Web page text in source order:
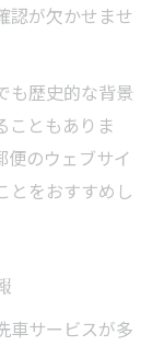
認が欠かせませ
も歴史的な背景
こともありま
便のウェブサイ
とをおすすめし
車サービスが多